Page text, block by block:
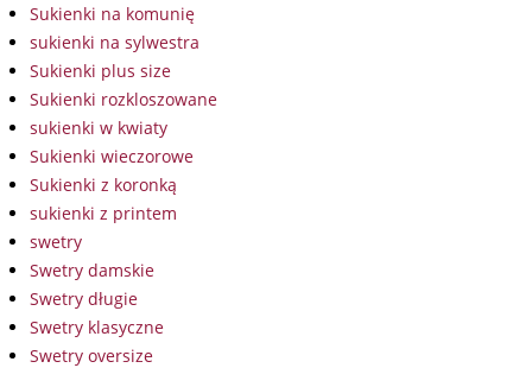
Sukienki na komunię
sukienki na sylwestra
Sukienki plus size
Sukienki rozkloszowane
sukienki w kwiaty
Sukienki wieczorowe
Sukienki z koronką
sukienki z printem
swetry
Swetry damskie
Swetry długie
Swetry klasyczne
Swetry oversize